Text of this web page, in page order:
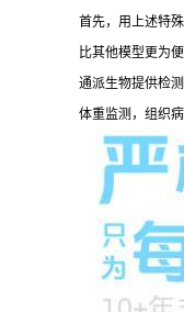
首先，用上述特
比其他模型更为
通派生物提供检测
体重监测，组织